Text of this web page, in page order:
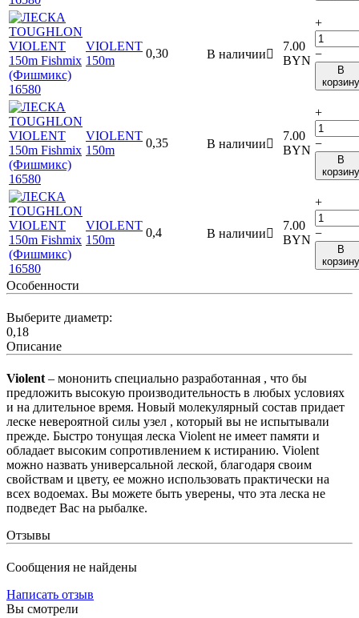
VIOLENT
150m
0,30 В наличии
7.00
BYN
+
−
В
корзину
VIOLENT
150m
0,35 В наличии
7.00
BYN
+
−
В
корзину
VIOLENT
150m
0,4 В наличии
7.00
BYN
+
−
В
корзину
Особенности
Выберите диаметр:
0,18
Описание
Violent – мононить специально разработанная , что бы
предложить высокую производительность в любых условиях
и на длительное время. Новый молекулярный состав придает
леске невероятной силы узел , который вы не испытывали
прежде. Быстро тонущая леска Violent не имеет памяти и
обладает высоким сопротивлением к истиранию. Violent
можно назвать универсальной леской, благодаря своим
свойствам и цвету, ее можно использовать практически на
всех водоемах. Вы можете быть уверены, что эта леска не
подведет Вас на рыбалке.
Отзывы
Сообщения не найдены
Написать отзыв
Вы смотрели